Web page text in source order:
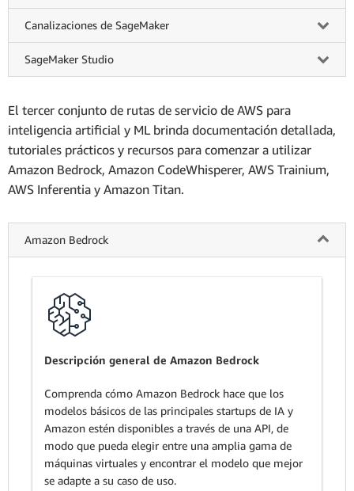
Canalizaciones de SageMaker
SageMaker Studio
El tercer conjunto de rutas de servicio de AWS para
inteligencia artificial y ML brinda documentación detallada,
tutoriales prácticos y recursos para comenzar a utilizar
Amazon Bedrock, Amazon CodeWhisperer, AWS Trainium,
AWS Inferentia y Amazon Titan.
Amazon Bedrock
Descripción general de Amazon Bedrock
Comprenda cómo Amazon Bedrock hace que los
modelos básicos de las principales startups de IA y
Amazon estén disponibles a través de una API, de
modo que pueda elegir entre una amplia gama de
máquinas virtuales y encontrar el modelo que mejor
se adapte a su caso de uso.